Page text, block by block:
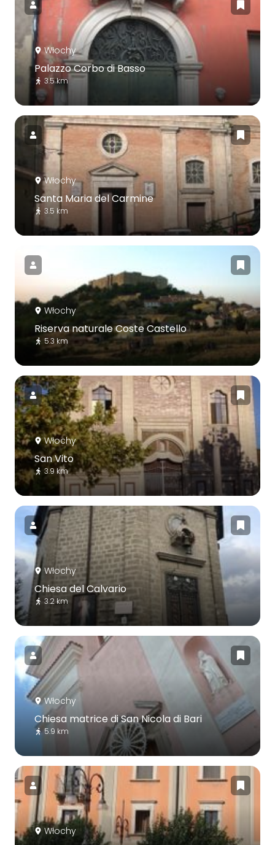
Włochy
Palazzo Corbo di Basso
3.5 km
Włochy
Santa Maria del Carmine
3.5 km
Włochy
Riserva naturale Coste Castello
5.3 km
Włochy
San Vito
3.9 km
Włochy
Chiesa del Calvario
3.2 km
Włochy
Chiesa matrice di San Nicola di Bari
5.9 km
Włochy